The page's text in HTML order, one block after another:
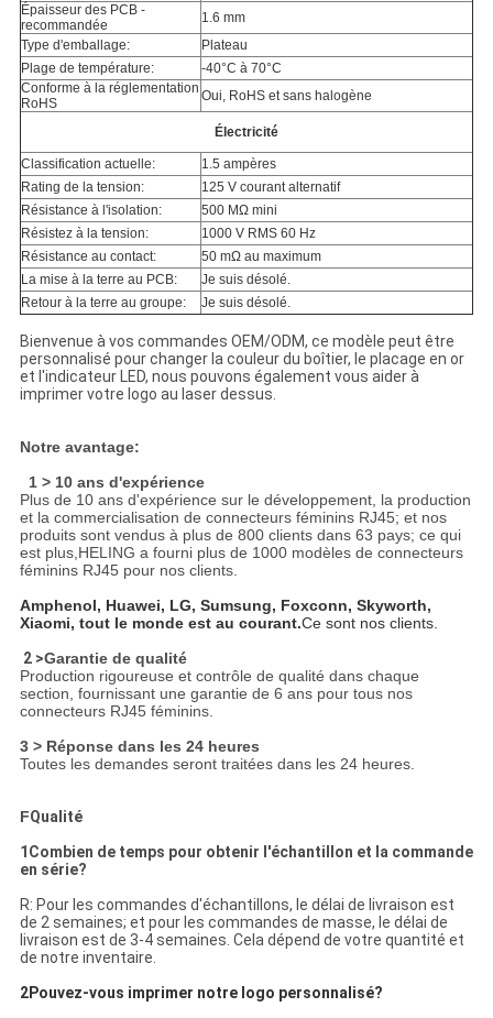
Épaisseur des PCB -
recommandée
1.6 mm
Type d'emballage:
Plateau
Plage de température:
-40°C à 70°C
Conforme à la réglementation
RoHS
Oui, RoHS et sans halogène
Électricité
Classification actuelle:
1.5 ampères
Rating de la tension:
125 V courant alternatif
Résistance à l'isolation:
500 MΩ mini
Résistez à la tension:
1000 V RMS 60 Hz
Résistance au contact:
50 mΩ au maximum
La mise à la terre au PCB:
Je suis désolé.
Retour à la terre au groupe:
Je suis désolé.
Bienvenue à vos commandes OEM/ODM, ce modèle peut être
personnalisé pour changer la couleur du boîtier, le placage en or
et l'indicateur LED, nous pouvons également vous aider à
imprimer votre logo au laser dessus.
Notre avantage:
1 > 10 ans d'expérience
Plus de 10 ans d'expérience sur le développement, la production
et la commercialisation de connecteurs féminins RJ45; et nos
produits sont vendus à plus de 800 clients dans 63 pays; ce qui
est plus,HELING a fourni plus de 1000 modèles de connecteurs
féminins RJ45 pour nos clients.
Amphenol, Huawei, LG, Sumsung, Foxconn, Skyworth,
Xiaomi, tout le monde est au courant.Ce sont nos clients.
2 >Garantie de qualité
Production rigoureuse et contrôle de qualité dans chaque
section, fournissant une garantie de 6 ans pour tous nos
connecteurs RJ45 féminins.
3 > Réponse dans les 24 heures
Toutes les demandes seront traitées dans les 24 heures.
FQualité
1Combien de temps pour obtenir l'échantillon et la commande
en série?
R: Pour les commandes d'échantillons, le délai de livraison est
de 2 semaines; et pour les commandes de masse, le délai de
livraison est de 3-4 semaines. Cela dépend de votre quantité et
de notre inventaire.
2Pouvez-vous imprimer notre logo personnalisé?